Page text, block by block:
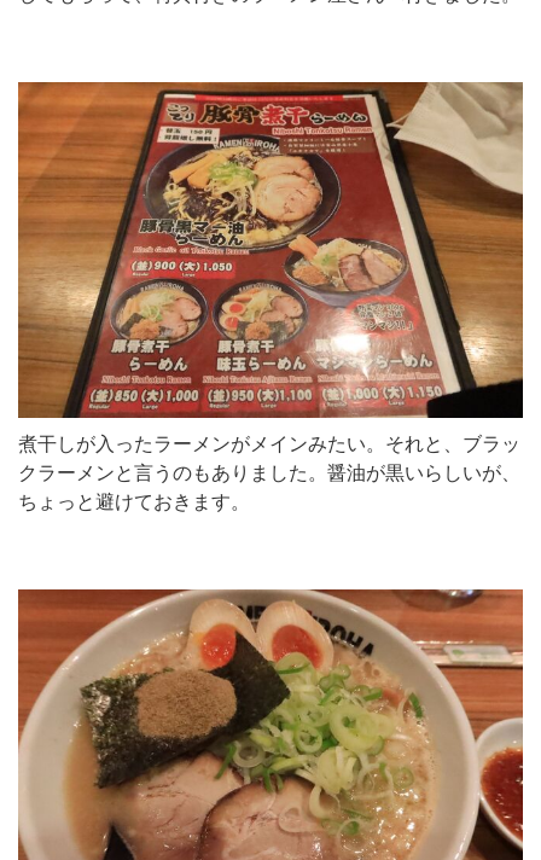
煮干しが入ったラーメンがメインみたい。それと、ブラッ
クラーメンと言うのもありました。醤油が黒いらしいが、
ちょっと避けておきます。